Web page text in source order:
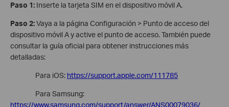
Paso 1: Inserte la tarjeta SIM en el dispositivo móvil A.
Paso 2:Vaya a la página Configuración > Punto de acceso del
dispositivo móvil A y active el punto de acceso. También puede
consultar la guía oficial para obtener instrucciones más
detalladas:
Para iOS: https://support.apple.com/111785
Para Samsung:
https://www.samsung.com/support/answer/ANS00079036/